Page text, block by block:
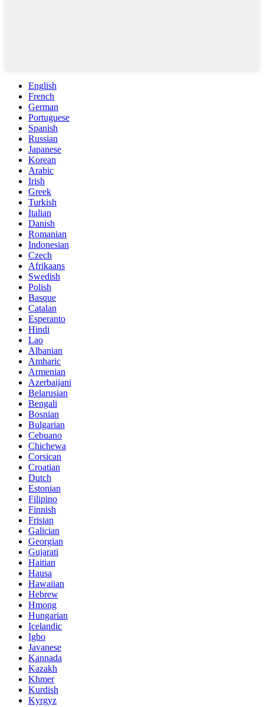
English
French
German
Portuguese
Spanish
Russian
Japanese
Korean
Arabic
Irish
Greek
Turkish
Italian
Danish
Romanian
Indonesian
Czech
Afrikaans
Swedish
Polish
Basque
Catalan
Esperanto
Hindi
Lao
Albanian
Amharic
Armenian
Azerbaijani
Belarusian
Bengali
Bosnian
Bulgarian
Cebuano
Chichewa
Corsican
Croatian
Dutch
Estonian
Filipino
Finnish
Frisian
Galician
Georgian
Gujarati
Haitian
Hausa
Hawaiian
Hebrew
Hmong
Hungarian
Icelandic
Igbo
Javanese
Kannada
Kazakh
Khmer
Kurdish
Kyrgyz